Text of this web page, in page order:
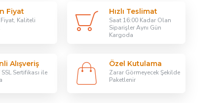
Fiyat
Kaliteli
Hızlı Teslimat
Saat 16:00 Kadar Olan
Siparişler Aynı Gün
Kargoda
Alışveriş
Sertifikası ile
Özel Kutulama
Zarar Görmeyecek Şekilde
Paketlenir